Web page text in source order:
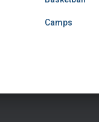
Camps